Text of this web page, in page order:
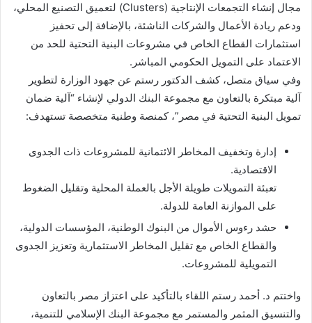
مجال إنشاء التجمعات الإنتاجية (Clusters) لتعميق التصنيع المحلي،
ودعم ريادة الأعمال والشركات الناشئة، بالإضافة إلى تحفيز
استثمارات القطاع الخاص في مشروعات البنية التحتية للحد من
الاعتماد على التمويل الحكومي المباشر.
وفي سياق متصل، كشف الدكتور رستم عن جهود الوزارة لتطوير
آلية مبتكرة بالتعاون مع مجموعة البنك الدولي لإنشاء “آلية ضمان
تمويل البنية التحتية في مصر”، كمنصة وطنية متخصصة تستهدف:
إدارة وتخفيف المخاطر الائتمانية للمشروعات ذات الجدوى
الاقتصادية.
تعبئة التمويلات طويلة الأجل بالعملة المحلية وتقليل الضغوط
على الموازنة العامة للدولة.
حشد رءوس الأموال من البنوك الوطنية، المؤسسات الدولية،
والقطاع الخاص مع تقليل المخاطر الاستثمارية وتعزيز الجدوى
التمويلية للمشروعات.
واختتم د. أحمد رستم اللقاء بالتأكيد على اعتزاز مصر بالتعاون
والتنسيق المثمر والمستمر مع مجموعة البنك الإسلامي للتنمية،